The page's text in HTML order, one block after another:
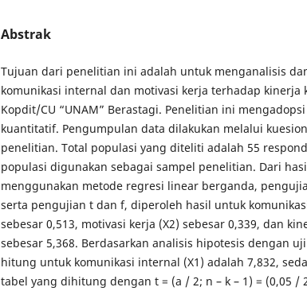
Abstrak
Tujuan dari penelitian ini adalah untuk menganalisis
komunikasi internal dan motivasi kerja terhadap kinerja
Kopdit/CU “UNAM” Berastagi. Penelitian ini
kuantitatif. Pengumpulan data dilakukan melalui
penelitian. Total populasi yang diteliti adalah 55
populasi digunakan sebagai sampel penelitian. Dari
menggunakan metode regresi linear berganda,
serta pengujian t dan f, diperoleh hasil untuk
sebesar 0,513, motivasi kerja (X2) sebesar 0,339, dan
sebesar 5,368. Berdasarkan analisis hipotesis dengan
hitung untuk komunikasi internal (X1) adalah 7,832,
tabel yang dihitung dengan t = (a / 2; n – k – 1) = (0,05 /